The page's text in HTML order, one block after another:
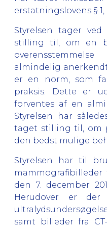
erstatningslovens § 1,
Styrelsen tager
stilling til, om en
almindelig
er en norm, som
praksis. Dette er
forventes af en
Styrelsen har
taget stilling til, om
den bedst mulige
Styrelsen har til
mammografibilleder
den 7. december
Herudover er
samt billeder fra